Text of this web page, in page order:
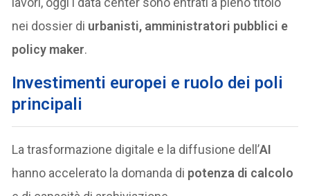
nei dossier di urbanisti, amministratori pubblici e
policy maker.
Investimenti europei e ruolo dei poli
principali
La trasformazione digitale e la diffusione dell’AI
hanno accelerato la domanda di potenza di calcolo